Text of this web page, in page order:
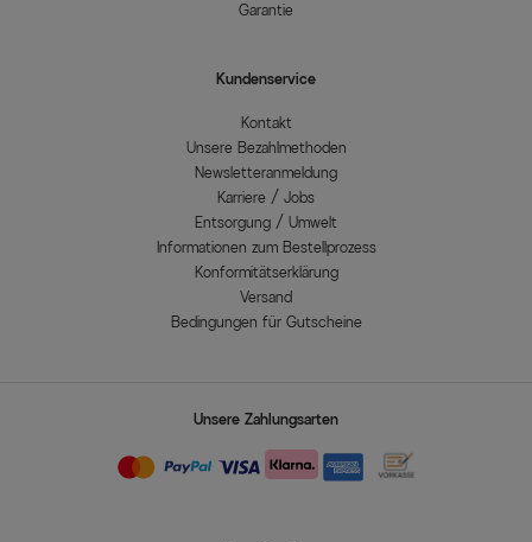
Garantie
Kundenservice
Kontakt
Unsere Bezahlmethoden
Newsletteranmeldung
Karriere / Jobs
Entsorgung / Umwelt
Informationen zum Bestellprozess
Konformitätserklärung
Versand
Bedingungen für Gutscheine
Unsere Zahlungsarten